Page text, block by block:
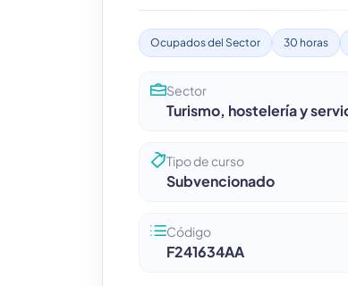
Ocupados del Sector 30 horas
Sector
Turismo, hostelería y
Tipo de curso
Subvencionado
Código
F241634AA